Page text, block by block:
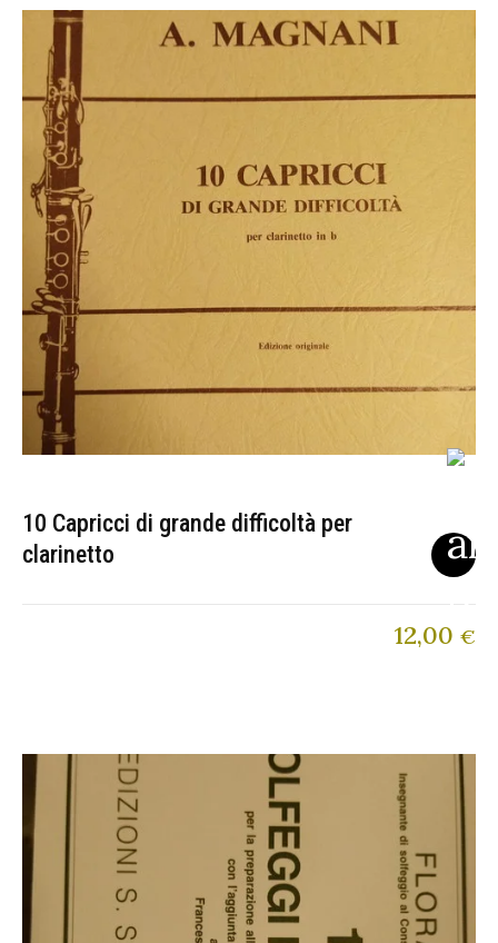
10 Capricci di grande difficoltà per
clarinetto
12,00 €